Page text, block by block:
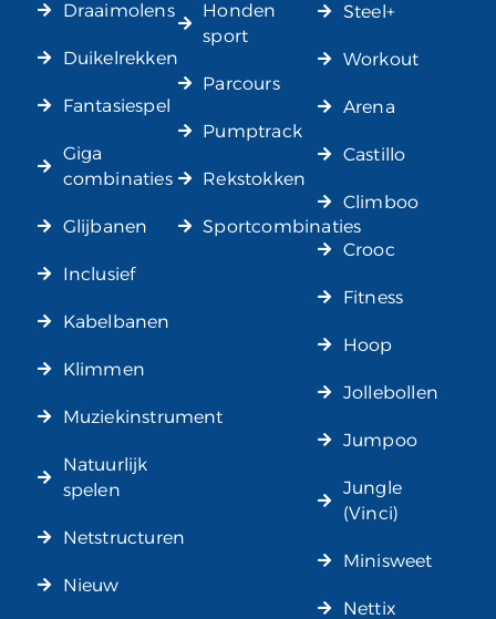
Draaimolens
Duikelrekken
Fantasiespel
Giga
combinaties
Glijbanen
Inclusief
Kabelbanen
Klimmen
Muziekinstrument
Natuurlijk
spelen
Netstructuren
Nieuw
Honden
sport
Parcours
Pumptrack
Rekstokken
Sportcombinaties
Steel+
Workout
Arena
Castillo
Climboo
Crooc
Fitness
Hoop
Jollebollen
Jumpoo
Jungle
(Vinci)
Minisweet
Nettix